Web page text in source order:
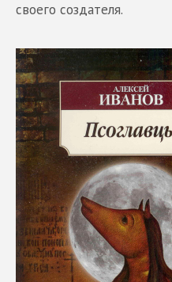
своего создателя.